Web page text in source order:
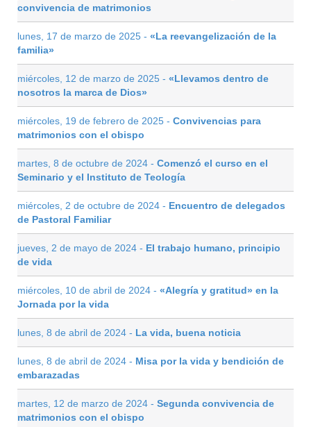
convivencia de matrimonios
lunes, 17 de marzo de 2025 - «La reevangelización de la
familia»
miércoles, 12 de marzo de 2025 - «Llevamos dentro de
nosotros la marca de Dios»
miércoles, 19 de febrero de 2025 - Convivencias para
matrimonios con el obispo
martes, 8 de octubre de 2024 - Comenzó el curso en el
Seminario y el Instituto de Teología
miércoles, 2 de octubre de 2024 - Encuentro de delegados
de Pastoral Familiar
jueves, 2 de mayo de 2024 - El trabajo humano, principio
de vida
miércoles, 10 de abril de 2024 - «Alegría y gratitud» en la
Jornada por la vida
lunes, 8 de abril de 2024 - La vida, buena noticia
lunes, 8 de abril de 2024 - Misa por la vida y bendición de
embarazadas
martes, 12 de marzo de 2024 - Segunda convivencia de
matrimonios con el obispo